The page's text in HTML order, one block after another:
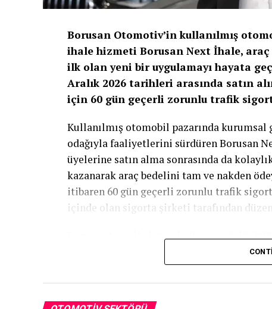
Borusan Otomotiv’in kullanılmış
ihale hizmeti Borusan Next İhale,
ilk olan yeni bir uygulamayı hayata
Aralık 2026 tarihleri arasında satın
için 60 gün geçerli zorunlu trafik
Kullanılmış otomobil pazarında
odağıyla faaliyetlerini sürdüren Borusan
üyelerine satın alma sonrasında da
kazanarak araç bedelini tam ve nakden
itibaren 60 gün geçerli zorunlu trafik
içinde olan sigorta şirketi tarafından
Borusan Next İhale’nin kullanıcı odaklı
satın alma sürecinin ardından doğan ilk
platformun iş ortakları nezdindeki
motosiklet alımlarını kapsayan
ekosisteminde sunduğu deneyimi daha